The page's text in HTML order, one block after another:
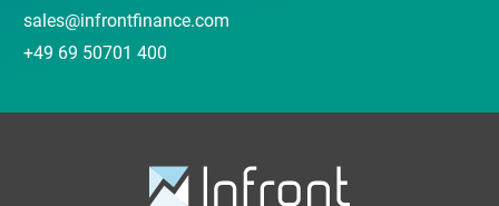
sales@infrontfinance.com
+49 69 50701 400